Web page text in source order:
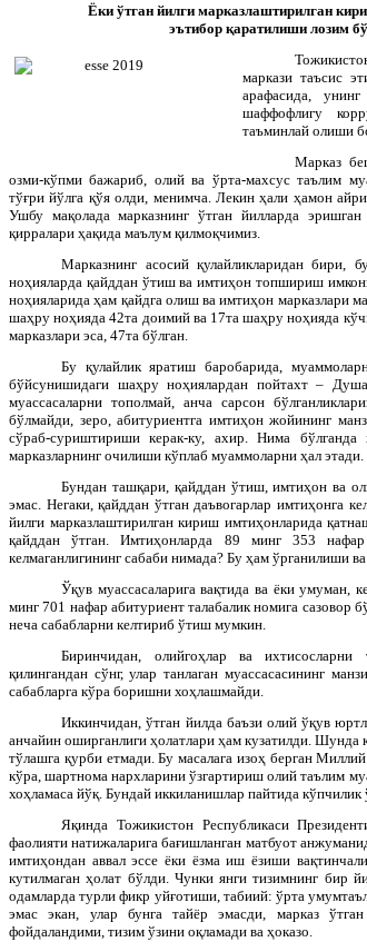
Ёки ўтган йилги марказлаштирилган
эътибор қаратилиши лозим
маркази таъсис
арафасида,
шаффофлигу
таъминлай олиши
Марказ
озми-кўпми бажариб, олий ва ўрта-махсус таълим
тўғри йўлга қўя олди, менимча. Лекин ҳали ҳамон
Ушбу мақолада марказнинг ўтган йилларда
қирралари ҳақида маълум қилмоқчимиз.
Марказнинг асосий қулайликларидан бири,
ноҳияларда қайддан ўтиш ва имтиҳон топшириш
ноҳияларида ҳам қайдга олиш ва имтиҳон марказлари
шаҳру ноҳияда 42та доимий ва 17та шаҳру ноҳияда
марказлари эса, 47та бўлган.
Бу қулайлик яратиш баробарида,
бўйсунишидаги шаҳру ноҳиялардан пойтахт –
муассасаларни тополмай, анча сарсон
бўлмайди, зеро, абитуриентга имтиҳон жойининг
сўраб-суриштириши керак-ку, ахир. Нима
марказларнинг очилиши кўплаб муаммоларни ҳал этади.
Бундан ташқари, қайддан ўтиш, имтиҳон ва
эмас. Негаки, қайддан ўтган даъвогарлар имтиҳонга
йилги марказлаштирилган кириш имтиҳонларида
қайддан ўтган. Имтиҳонларда 89 минг 353
келмаганлигининг сабаби нимада? Бу ҳам ўрганилиши
Ўқув муассасаларига вақтида ва ёки умуман,
минг 701 нафар абитуриент талабалик номига сазовор
неча сабабларни келтириб ўтиш мумкин.
Биринчидан, олийгоҳлар ва ихтисосларни
қилингандан сўнг, улар танлаган муассасасининг
сабабларга кўра боришни хоҳлашмайди.
Иккинчидан, ўтган йилда баъзи олий ўқув
анчайин оширганлиги ҳолатлари ҳам кузатилди.
тўлашга қурби етмади. Бу масалага изоҳ берган
кўра, шартнома нархларини ўзгартириш олий таълим
хоҳламаса йўқ. Бундай иккиланишлар пайтида
Яқинда Тожикистон Республикаси
фаолияти натижаларига бағишланган матбуот
имтиҳондан аввал эссе ёки ёзма иш ёзиши
кутилмаган ҳолат бўлди. Чунки янги тизимнинг бир
одамларда турли фикр уйғотиши, табиий: ўрта
эмас экан, улар бунга тайёр эмасди, марказ
фойдаландими, тизим ўзини оқламади ва ҳоказо.